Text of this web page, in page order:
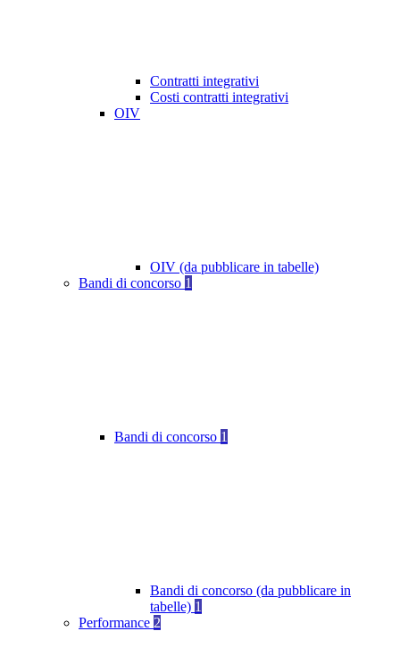
Contratti integrativi
Costi contratti integrativi
OIV
OIV (da pubblicare in tabelle)
Bandi di concorso 1
Bandi di concorso 1
Bandi di concorso (da pubblicare in
tabelle) 1
Performance 2